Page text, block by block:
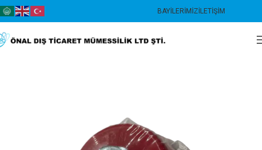
BAYILERIMIZİLETIŞIM